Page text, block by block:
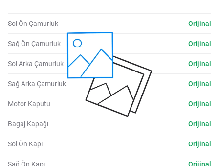
Sol Ön Çamurluk Orijinal
Sağ Ön Çamurluk Orijinal
Sol Arka Çamurluk Orijinal
Sağ Arka Çamurluk Orijinal
Motor Kaputu Orijinal
Bagaj Kapağı Orijinal
Sol Ön Kapı Orijinal
Sağ Ön Kapı Orijinal